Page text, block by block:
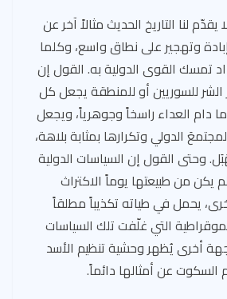
يقدّم لنا التاريخ الحديث مثالاً آخر عن
وتهجير على نطاق واسع، وكلما
تمسك القوى الدولية به. القول إن
الشر للسوريين أو للمنطقة يجعل كل
دام العداء راسخاً وجوهرياً، ويجعل
الدولي وتكرارها بمثابة بلاهة،
وحتى القول إن السياسات الدولية
يكن من طبيعتها يوماً الاكتراث
يحمل في طياته تكذيباً مطلقاً
التي غلّفت تلك السياسات
أخرى يُظهر وحشية تنظيم الأسد
عن أمثالها دائماً.